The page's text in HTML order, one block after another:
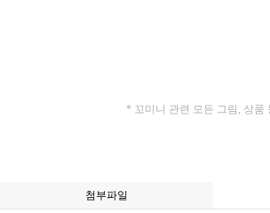
* 꼬미니 관련 모든 그림, 상품 등은
첨부파일